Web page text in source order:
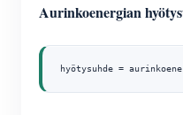
Aurinkoenergian
hyötysuhde =